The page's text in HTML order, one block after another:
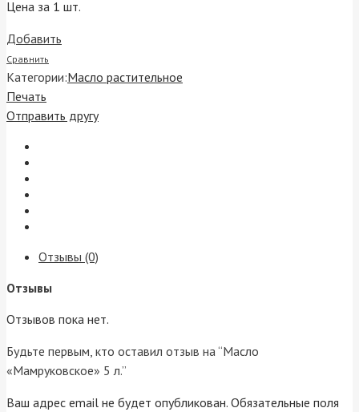
Цена за 1 шт.
Добавить
Сравнить
Категории:Масло растительное
Печать
Отправить другу
Отзывы (0)
Отзывы
Отзывов пока нет.
Будьте первым, кто оставил отзыв на “Масло
«Мамруковское» 5 л.”
Ваш адрес email не будет опубликован. Обязательные поля